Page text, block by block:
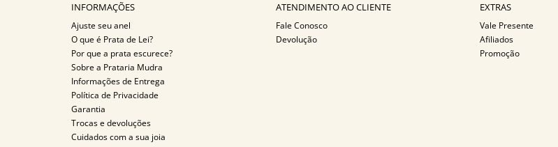
INFORMAÇÕES
Ajuste seu anel
O que é Prata de Lei?
Por que a prata escurece?
Sobre a Prataria Mudra
Informações de Entrega
Política de Privacidade
Garantia
Trocas e devoluções
Cuidados com a sua joia
ATENDIMENTO AO CLIENTE
Fale Conosco
Devolução
EXTRAS
Vale Presente
Afiliados
Promoção